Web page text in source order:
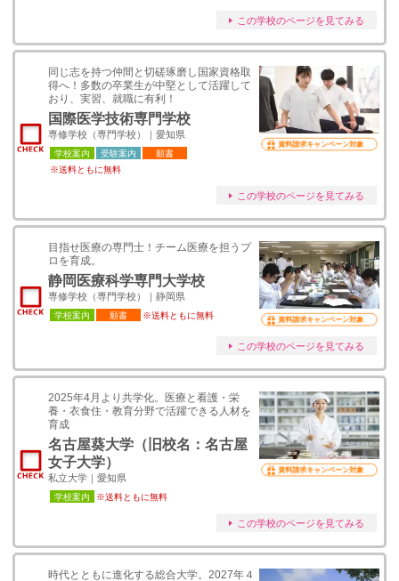
この学校のページを見てみる
同じ志を持つ仲間と切磋琢磨し国家資格取
得へ！多数の卒業生が中堅として活躍して
おり、実習、就職に有利！
国際医学技術専門学校
専修学校（専門学校）｜愛知県
学校案内 受験案内
願書
※送料ともに無料
資料請求キャンペーン対象
この学校のページを見てみる
目指せ医療の専門士！チーム医療を担うプ
ロを育成。
静岡医療科学専門大学校
専修学校（専門学校）｜静岡県
学校案内 願書 ※送料ともに無料 資料請求キャンペーン対象
この学校のページを見てみる
2025年4月より共学化。医療と看護・栄
養・衣食住・教育分野で活躍できる人材を
育成
名古屋葵大学（旧校名：名古屋
女子大学）
私立大学｜愛知県
学校案内 ※送料ともに無料
資料請求キャンペーン対象
この学校のページを見てみる
時代とともに進化する総合大学。2027年４